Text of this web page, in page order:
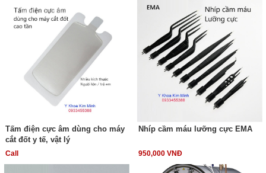
Tấm điện cực âm dùng cho máy
cắt đốt y tế, vật lý
Call
Nhíp cầm máu lưỡng cực EMA
950,000 VNĐ